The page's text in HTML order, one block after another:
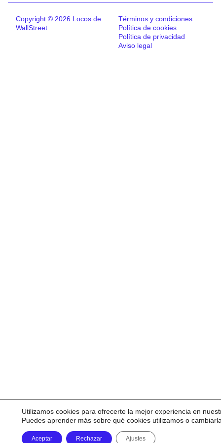
Copyright © 2026 Locos de
WallStreet
Términos y condiciones
Política de cookies
Política de privacidad
Aviso legal
Utilizamos cookies para ofrecerte la mejor experiencia en
Puedes aprender más sobre qué cookies utilizamos o
Aceptar Rechazar Ajustes